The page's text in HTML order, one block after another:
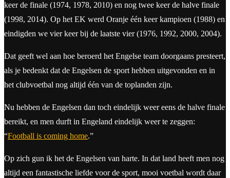
keer de finale (1974, 1978, 2010) en nog twee keer de halve finale
(1998, 2014). Op het EK werd Oranje één keer kampioen (1988) en
eindigden we vier keer bij de laatste vier (1976, 1992, 2000, 2004).
Dat geeft wel aan hoe beroerd het Engelse team doorgaans presteert,
als je bedenkt dat de Engelsen de sport hebben uitgevonden en in
het clubvoetbal nog altijd één van de toplanden zijn.
Nu hebben de Engelsen dan toch eindelijk weer eens de halve finale
bereikt, en men durft in Engeland eindelijk weer te zeggen:
“Football is coming home.”
Op zich gun ik het de Engelsen van harte. In dat land heeft men nog
altijd een fantastische liefde voor de sport, mooi voetbal wordt daar